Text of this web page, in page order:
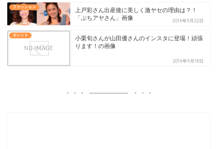
ファッション
上戸彩さん出産後に美しく激ヤセの理由は？！
「ぷちアヤさん」画像
2016年9月22日
タレント
小栗旬さんが山田優さんのインスタに登場！頑張
ります！の画像
2016年9月18日